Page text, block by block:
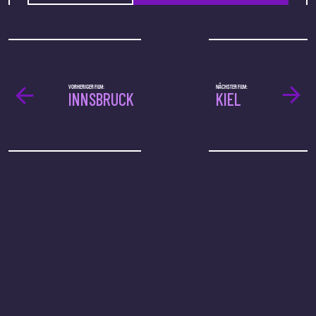
NÄCHSTER FILM:
KIEL
VORHERIGER FILM:
INNSBRUCK